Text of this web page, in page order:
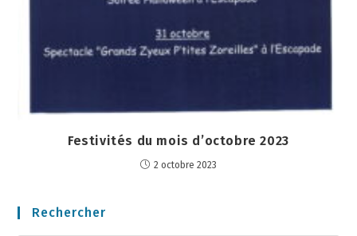
Festivités du mois d’octobre 2023
2 octobre 2023
Rechercher